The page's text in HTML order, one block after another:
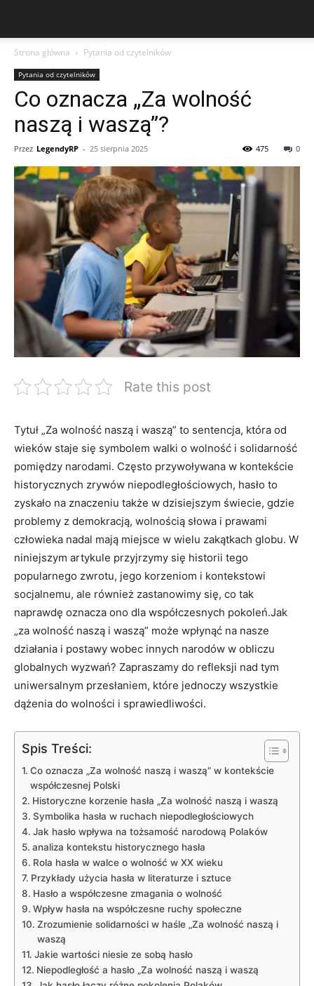
Strona główna Pytania od czytelników
Pytania od czytelników
Co oznacza „Za wolność
naszą i waszą”?
Przez LegendyRP - 25 sierpnia 2025 0
475
Rate this post
Tytuł ​„Za wolność naszą i waszą” to sentencja, która od
wieków staje się symbolem walki​ o wolność i solidarność⁢
pomiędzy narodami. ⁢Często przywoływana ⁣w kontekście
historycznych zrywów niepodległościowych, hasło to
zyskało ⁢na znaczeniu także w dzisiejszym świecie, gdzie⁣
problemy ⁣z demokracją, wolnością słowa ​i prawami
człowieka nadal ​mają miejsce w ​wielu zakątkach globu. ⁣W
niniejszym artykule przyjrzymy się historii tego
popularnego zwrotu,‍ jego korzeniom i‌ kontekstowi
socjalnemu, ale również zastanowimy się, co tak
naprawdę ⁤oznacza ono dla współczesnych pokoleń.Jak⁤
„za wolność naszą i waszą” ⁢może​ wpłynąć na nasze
działania i postawy wobec innych narodów⁢ w obliczu
globalnych ⁤wyzwań? Zapraszamy do‍ refleksji nad tym
uniwersalnym przesłaniem, które jednoczy ⁣wszystkie⁢
dążenia do wolności i​ sprawiedliwości.
Spis Treści:
Co oznacza „Za wolność naszą i waszą”⁣ w kontekście
współczesnej Polski
Historyczne ⁢korzenie hasła „Za wolność naszą⁢ i waszą
Symbolika hasła⁢ w ruchach niepodległościowych
Jak hasło ‍wpływa na‍ tożsamość narodową Polaków
analiza kontekstu ⁢historycznego hasła
Rola hasła w walce o wolność w XX wieku
Przykłady użycia hasła w⁤ literaturze i sztuce
Hasło a ‍współczesne ‍zmagania o wolność
Wpływ⁢ hasła na współczesne ruchy⁤ społeczne
Zrozumienie solidarności ⁤w haśle ​„Za wolność naszą i
waszą
Jakie wartości niesie ⁤ze sobą hasło
Niepodległość a hasło „Za⁣ wolność naszą i‍ waszą